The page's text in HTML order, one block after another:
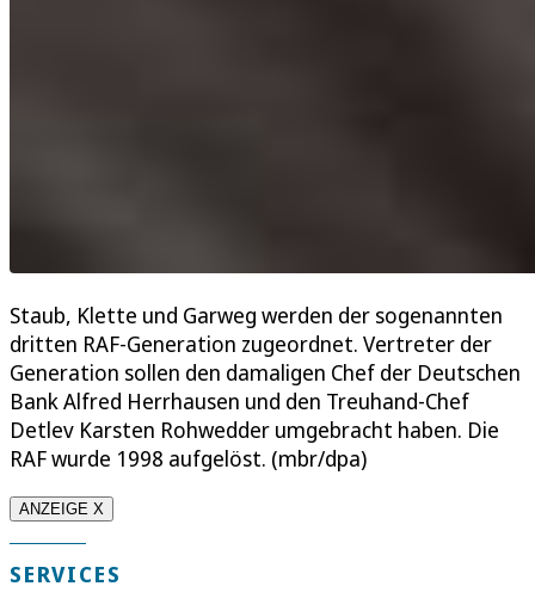
Staub, Klette und Garweg werden der sogenannten
dritten RAF-Generation zugeordnet. Vertreter der
Generation sollen den damaligen Chef der Deutschen
Bank Alfred Herrhausen und den Treuhand-Chef
Detlev Karsten Rohwedder umgebracht haben. Die
RAF wurde 1998 aufgelöst. (mbr/dpa)
ANZEIGE X
SERVICES